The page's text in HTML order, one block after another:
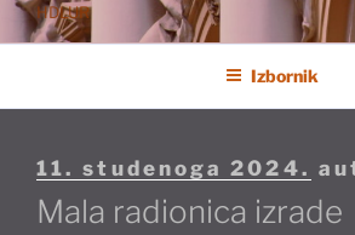
HDLUR
Izbornik
Objavljeno
11. studenoga 2024.
Mala radionica izrade